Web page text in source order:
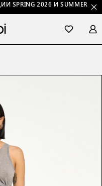
2026 И SUMMER